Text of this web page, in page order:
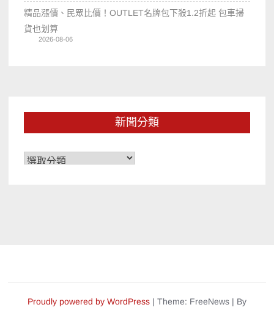
精品漲價、民眾比價！OUTLET名牌包下殺1.2折起 包車掃
貨也划算
2026-08-06
新聞分類
新
Proudly powered by WordPress | Theme: FreeNews | By